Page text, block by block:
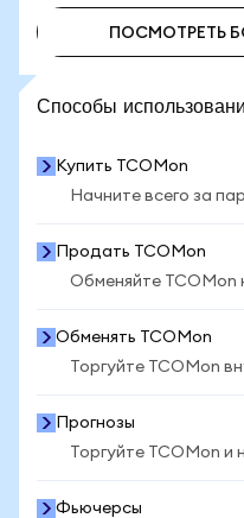
ПОСМОТРЕТЬ
Способы
Купить TCOMon
Начните всего за
Продать TCOMon
Обменяйте TCOMon
Обменять TCOMon
Торгуйте TCOMon
Прогнозы
Торгуйте TCOMon
Фьючерсы